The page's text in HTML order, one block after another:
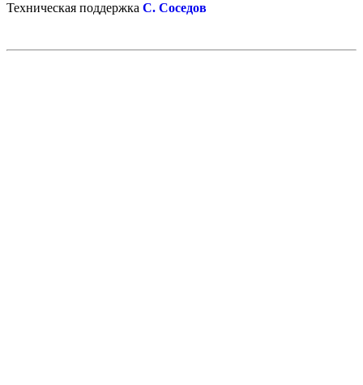
Техническая поддержка С. Соседов